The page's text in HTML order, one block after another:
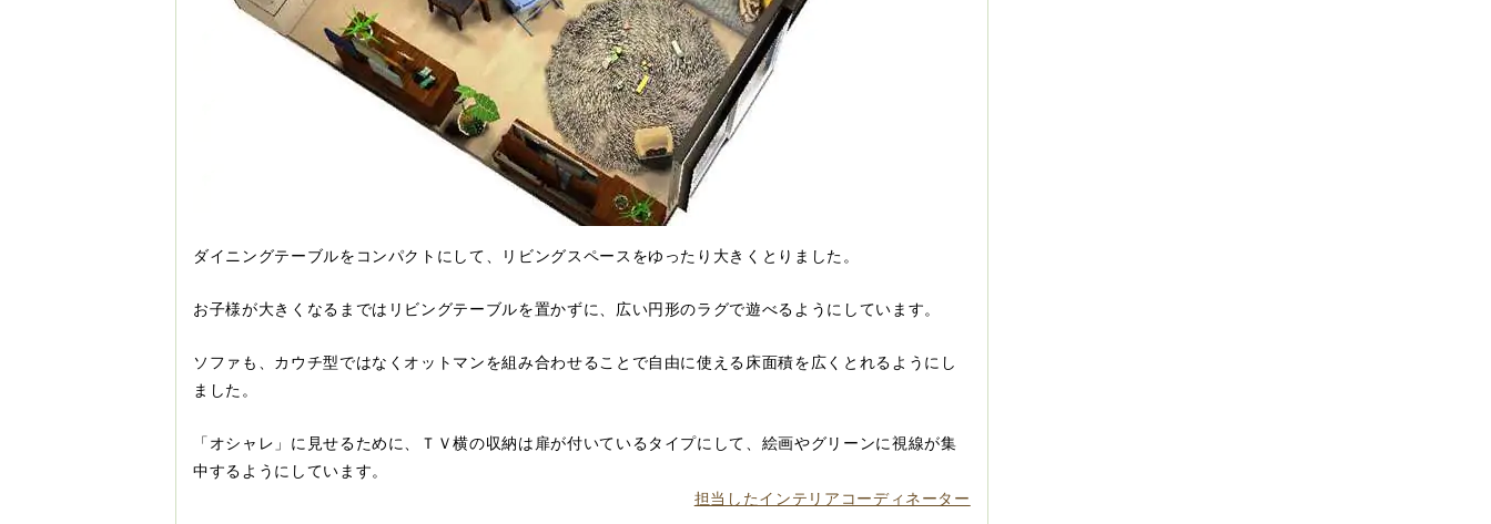
ダイニングテーブルをコンパクトにして、リビングスペースをゆったり大きくとりました。
お子様が大きくなるまではリビングテーブルを置かずに、広い円形のラグで遊べるようにしています。
ソファも、カウチ型ではなくオットマンを組み合わせることで自由に使える床面積を広くとれるようにし
ました。
「オシャレ」に見せるために、ＴＶ横の収納は扉が付いているタイプにして、絵画やグリーンに視線が集
中するようにしています。
担当したインテリアコーディネーター